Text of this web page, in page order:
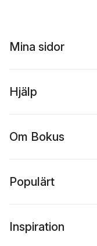
Mina sidor
Hjälp
Om Bokus
Populärt
Inspiration